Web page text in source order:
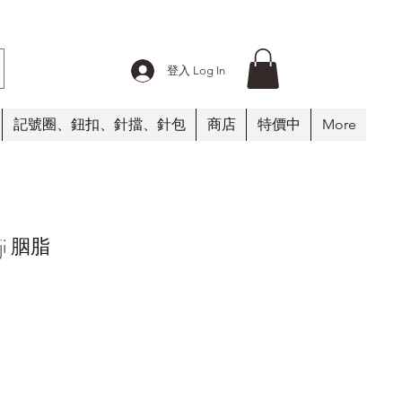
登入 Log In
記號圈、鈕扣、針擋、針包 商店 特價中 More
胭脂